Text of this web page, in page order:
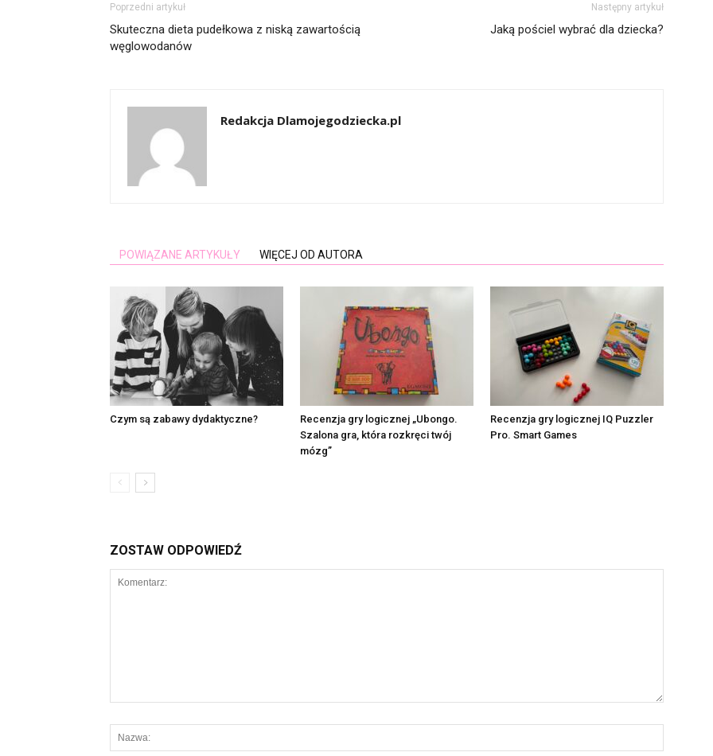
Poprzedni artykuł
Skuteczna dieta pudełkowa z niską zawartością
węglowodanów
Następny artykuł
Jaką pościel wybrać dla dziecka?
Redakcja Dlamojegodziecka.pl
POWIĄZANE ARTYKUŁY WIĘCEJ OD AUTORA
Czym są zabawy dydaktyczne?
Recenzja gry logicznej „Ubongo.
Szalona gra, która rozkręci twój
mózg”
Recenzja gry logicznej IQ Puzzler
Pro. Smart Games
ZOSTAW ODPOWIEDŹ